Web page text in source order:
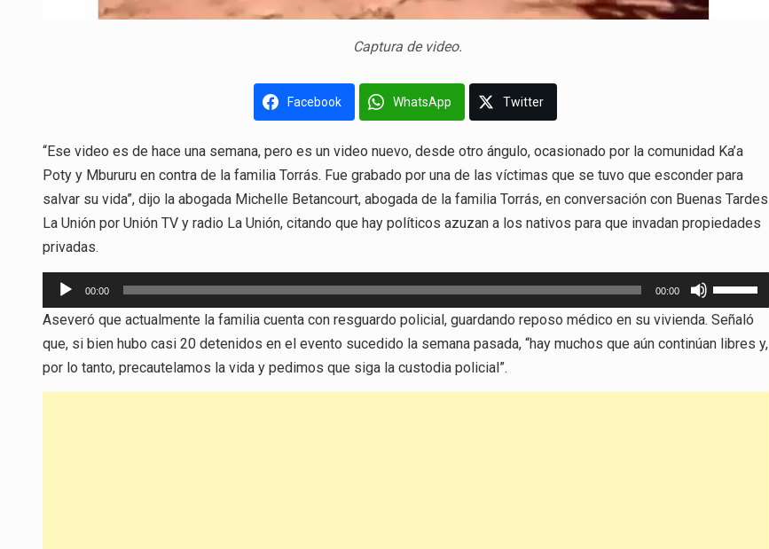
Captura de video.
Facebook WhatsApp Twitter
“Ese video es de hace una semana, pero es un video nuevo, desde otro ángulo, ocasionado por la comunidad Ka’a
Poty y Mbururu en contra de la familia Torrás. Fue grabado por una de las víctimas que se tuvo que esconder para
salvar su vida”, dijo la abogada Michelle Betancourt, abogada de la familia Torrás, en conversación con Buenas Tardes
La Unión por Unión TV y radio La Unión, citando que hay políticos azuzan a los nativos para que invadan propiedades
privadas.
Reproductor
de
audio
00:00 00:00
las
teclas
de
Aseveró que actualmente la familia cuenta con resguardo policial, guardando reposo médico en su vivienda. Señaló
que, si bien hubo casi 20 detenidos en el evento sucedido la semana pasada, “hay muchos que aún continúan libres y,
por lo tanto, precautelamos la vida y pedimos que siga la custodia policial”.